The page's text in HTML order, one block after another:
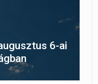
6-ai